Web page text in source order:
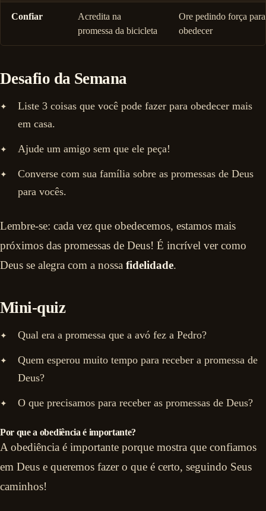
Confiar
Acredita na
promessa da bicicleta
Ore pedindo força para
obedecer
Desafio da Semana
Liste 3 coisas que você pode fazer para obedecer mais
em casa.
Ajude um amigo sem que ele peça!
Converse com sua família sobre as promessas de Deus
para vocês.
Lembre-se: cada vez que obedecemos, estamos mais
próximos das promessas de Deus! É incrível ver como
Deus se alegra com a nossa fidelidade.
Mini-quiz
Qual era a promessa que a avó fez a Pedro?
Quem esperou muito tempo para receber a promessa de
Deus?
O que precisamos para receber as promessas de Deus?
Por que a obediência é importante?
A obediência é importante porque mostra que confiamos
em Deus e queremos fazer o que é certo, seguindo Seus
caminhos!